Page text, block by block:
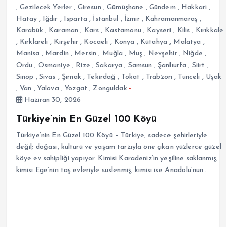
, Gezilecek Yerler , Giresun ,Gümüşhane , Gündem , Hakkari ,
Hatay , Iğdır , Isparta , İstanbul , İzmir, Kahramanmaraş ,
Karabük , Karaman , Kars , Kastamonu , Kayseri , Kilis , Kırıkkale
, Kırklareli , Kırşehir, Kocaeli , Konya , Kütahya , Malatya ,
Manisa , Mardin , Mersin , Muğla , Muş , Nevşehir, Niğde ,
Ordu , Osmaniye , Rize ,Sakarya , Samsun , Şanlıurfa , Siirt ,
Sinop , Sivas , Şırnak , Tekirdağ , Tokat , Trabzon , Tunceli , Uşak
, Van , Yalova ,Yozgat ,Zonguldak
Haziran 30, 2026
Türkiye’nin En Güzel 100 Köyü
Türkiye’nin En Güzel 100 Köyü – Türkiye, sadece şehirleriyle
değil; doğası, kültürü ve yaşam tarzıyla öne çıkan yüzlerce güzel
köye ev sahipliği yapıyor. Kimisi Karadeniz’in yeşiline saklanmış,
kimisi Ege’nin taş evleriyle süslenmiş, kimisi ise Anadolu’nun…